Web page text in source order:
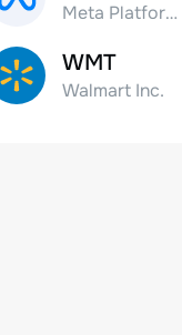
Meta Platforms, Inc. Class A Common Stock
WMT
Walmart Inc.